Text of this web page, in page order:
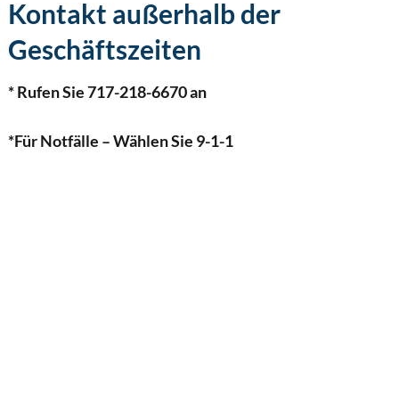
Kontakt außerhalb der
Geschäftszeiten
* Rufen Sie 717-218-6670 an
*Für Notfälle – Wählen Sie 9-1-1